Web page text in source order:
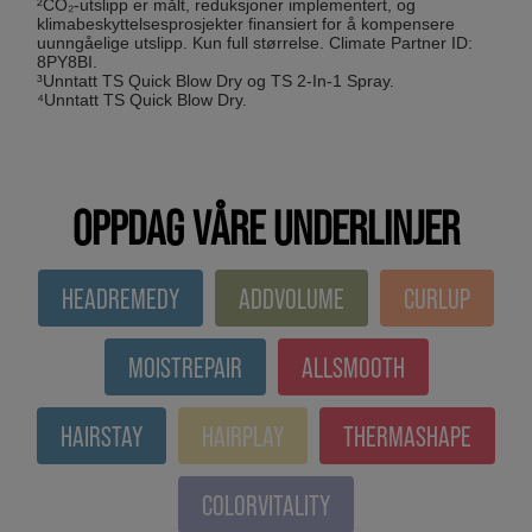
²CO₂-utslipp er målt, reduksjoner implementert, og
klimabeskyttelsesprosjekter finansiert for å kompensere
uunngåelige utslipp. Kun full størrelse. Climate Partner ID:
8PY8BI.
³Unntatt TS Quick Blow Dry og TS 2-In-1 Spray.
⁴Unntatt TS Quick Blow Dry.
OPPDAG VÅRE UNDERLINJER
HEADREMEDY ADDVOLUME
CURLUP
MOISTREPAIR
ALLSMOOTH
HAIRSTAY
HAIRPLAY
THERMASHAPE
COLORVITALITY